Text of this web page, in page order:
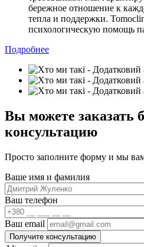
бережное отношение к
тепла и поддержки.
психологическую помощь
Подробнее
Вы можете заказать
консультацию
Просто заполните форму и мы
Ваше имя и фамилия
Ваш телефон
Ваш email